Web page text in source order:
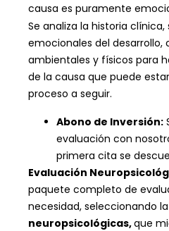
causa es puramente
Se analiza la historia
emocionales del desarrollo,
ambientales y físicos para
de la causa que puede estar
proceso a seguir.
Abono de Inversión:
evaluación con
primera cita se
Evaluación
paquete completo de
necesidad, seleccionando
neuropsicológicas,que